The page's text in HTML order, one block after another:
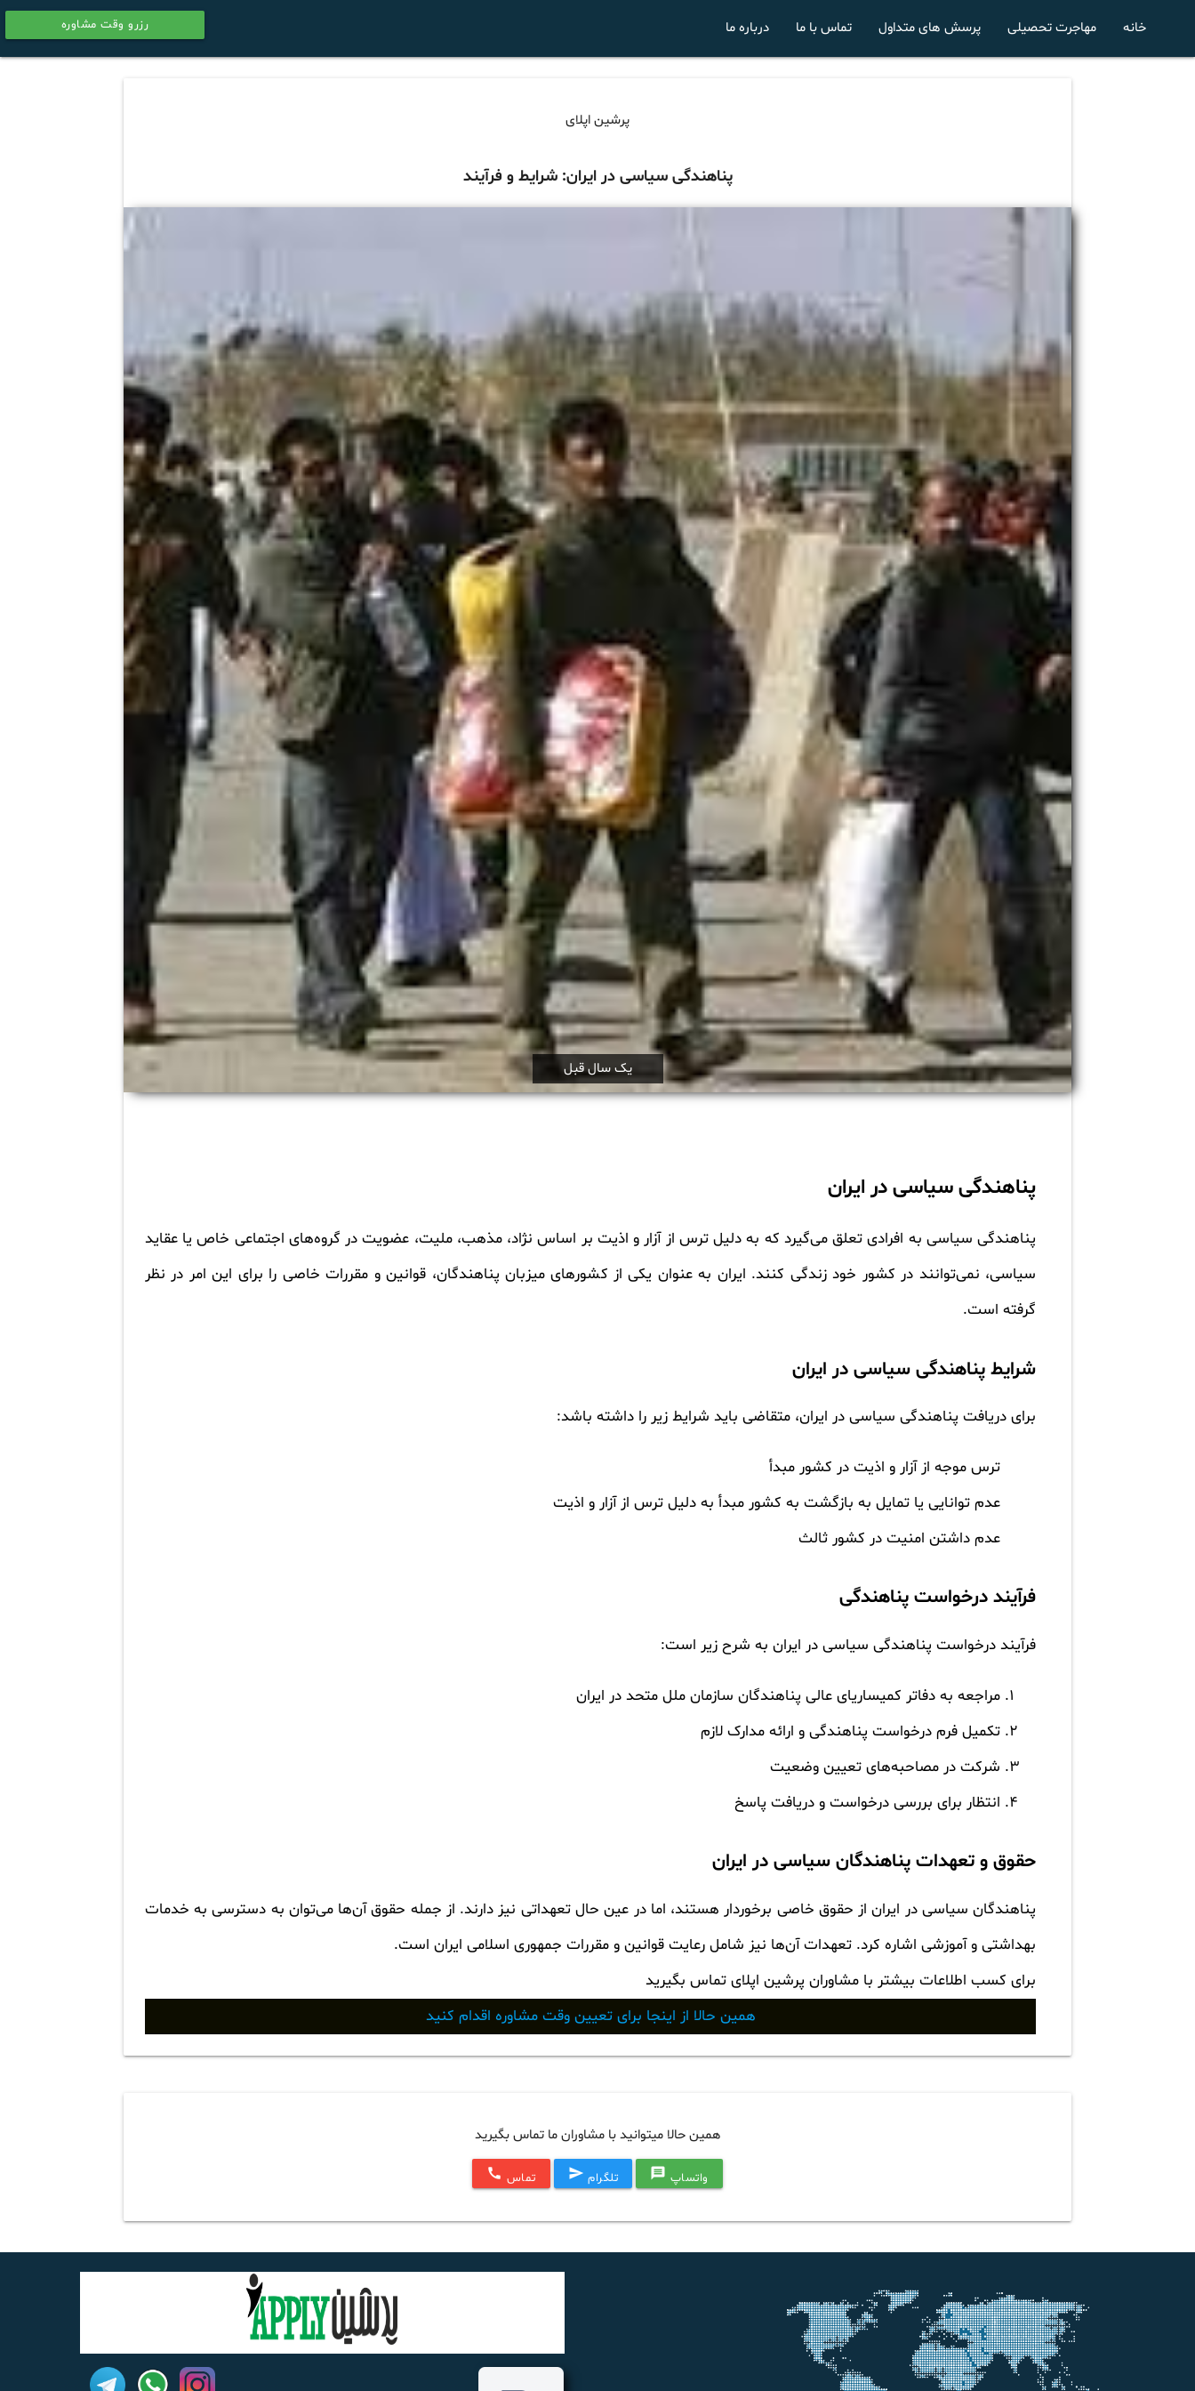
رزرو وقت مشاوره
calendar
خانه مهاجرت تحصیلی پرسش های متداول تماس با ما درباره ما
پرشین اپلای
پناهندگی سیاسی در ایران: شرایط و فرآیند
یک سال قبل
پناهندگی سیاسی در ایران
پناهندگی سیاسی به افرادی تعلق می‌گیرد که به دلیل ترس از آزار و اذیت بر اساس نژاد، مذهب، ملیت، عضویت در گروه‌های اجتماعی خاص یا عقاید
سیاسی، نمی‌توانند در کشور خود زندگی کنند. ایران به عنوان یکی از کشورهای میزبان پناهندگان، قوانین و مقررات خاصی را برای این امر در نظر
گرفته است.
شرایط پناهندگی سیاسی در ایران
برای دریافت پناهندگی سیاسی در ایران، متقاضی باید شرایط زیر را داشته باشد:
ترس موجه از آزار و اذیت در کشور مبدأ
عدم توانایی یا تمایل به بازگشت به کشور مبدأ به دلیل ترس از آزار و اذیت
عدم داشتن امنیت در کشور ثالث
فرآیند درخواست پناهندگی
فرآیند درخواست پناهندگی سیاسی در ایران به شرح زیر است:
مراجعه به دفاتر کمیساریای عالی پناهندگان سازمان ملل متحد در ایران
تکمیل فرم درخواست پناهندگی و ارائه مدارک لازم
شرکت در مصاحبه‌های تعیین وضعیت
انتظار برای بررسی درخواست و دریافت پاسخ
حقوق و تعهدات پناهندگان سیاسی در ایران
پناهندگان سیاسی در ایران از حقوق خاصی برخوردار هستند، اما در عین حال تعهداتی نیز دارند. از جمله حقوق آن‌ها می‌توان به دسترسی به خدمات
بهداشتی و آموزشی اشاره کرد. تعهدات آن‌ها نیز شامل رعایت قوانین و مقررات جمهوری اسلامی ایران است.
برای کسب اطلاعات بیشتر با مشاوران پرشین اپلای تماس بگیرید
همین حالا از اینجا برای تعیین وقت مشاوره اقدام کنید
همین حالا میتوانید با مشاوران ما تماس بگیرید
واتساپ message تلگرام send تماس call